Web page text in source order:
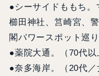
●シーサイドももち。
櫛田神社、筥崎宮、
閣パワースポット巡
●薬院大通。（70代以
●奈多海岸。（20代／